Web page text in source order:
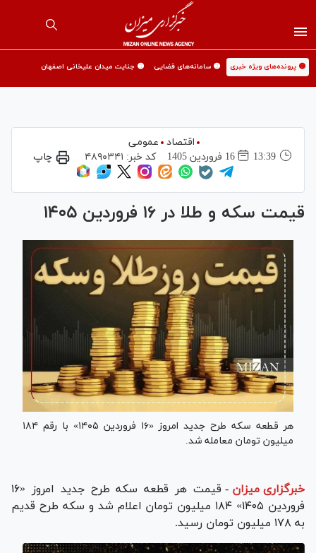
🟡 پرونده‌های ویژه خبری 🟡 سامانه‌های قضایی 🟡 جنایت میدان علیخانی اصفهان
اقتصاد
عمومی
13:39
16 فروردين 1405 کد خبر: ۴۸۹۰۳۴۱ چاپ
قیمت سکه و طلا در ۱۶ فروردین ۱۴۰۵
هر قطعه سکه طرح جدید امروز «۱۶ فروردین ۱۴۰۵» با رقم ۱۸۴
میلیون تومان معامله شد.
خبرگزاری میزان - قیمت هر قطعه سکه طرح جدید امروز «۱۶
فروردین ۱۴۰۵»
۱۸۴ میلیون تومان اعلام شد و سکه طرح قدیم
به ۱۷۸ میلیون تومان رسید.